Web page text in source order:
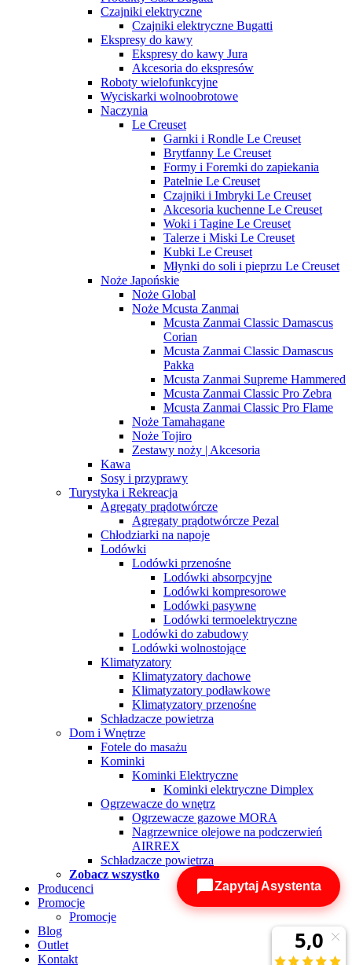
Czajniki elektryczne
Czajniki elektryczne Bugatti
Ekspresy do kawy
Ekspresy do kawy Jura
Akcesoria do ekspresów
Roboty wielofunkcyjne
Wyciskarki wolnoobrotowe
Naczynia
Le Creuset
Garnki i Rondle Le Creuset
Brytfanny Le Creuset
Formy i Foremki do zapiekania
Patelnie Le Creuset
Czajniki i Imbryki Le Creuset
Akcesoria kuchenne Le Creuset
Woki i Tagine Le Creuset
Talerze i Miski Le Creuset
Kubki Le Creuset
Młynki do soli i pieprzu Le Creuset
Noże Japońskie
Noże Global
Noże Mcusta Zanmai
Mcusta Zanmai Classic Damascus
Corian
Mcusta Zanmai Classic Damascus
Pakka
Mcusta Zanmai Supreme Hammered
Mcusta Zanmai Classic Pro Zebra
Mcusta Zanmai Classic Pro Flame
Noże Tamahagane
Noże Tojiro
Zestawy noży | Akcesoria
Kawa
Sosy i przyprawy
Turystyka i Rekreacja
Agregaty prądotwórcze
Agregaty prądotwórcze Pezal
Chłodziarki na napoje
Lodówki
Lodówki przenośne
Lodówki absorpcyjne
Lodówki kompresorowe
Lodówki pasywne
Lodówki termoelektryczne
Lodówki do zabudowy
Lodówki wolnostojące
Klimatyzatory
Klimatyzatory dachowe
Klimatyzatory podławkowe
Klimatyzatory przenośne
Schładzacze powietrza
Dom i Wnętrze
Fotele do masażu
Kominki
Kominki Elektryczne
Kominki elektryczne Dimplex
Ogrzewacze do wnętrz
Ogrzewacze gazowe MORA
Nagrzewnice olejowe na podczerwień
AIRREX
Schładzacze powietrza
Zobacz wszystko
Producenci
Promocje
Promocje
Blog
Outlet
Kontakt
Zapytaj Asystenta